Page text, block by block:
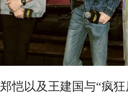
恺以及王建国与“疯